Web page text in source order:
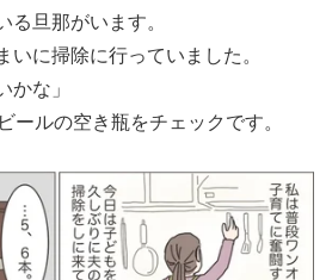
る旦那がいます。
いに掃除に行っていました。
かな」
ールの空き瓶をチェックです。